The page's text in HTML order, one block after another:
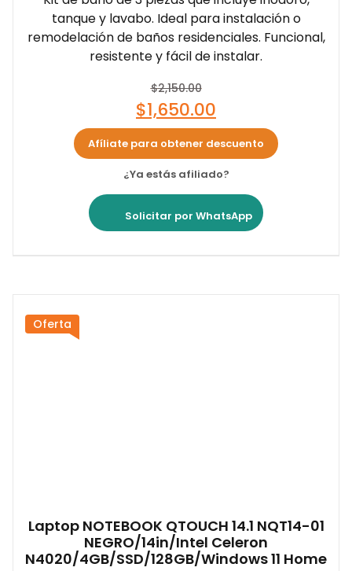
tanque y lavabo. Ideal para instalación o
remodelación de baños residenciales. Funcional,
resistente y fácil de instalar.
$2,150.00
$1,650.00
Afíliate para obtener descuento
¿Ya estás afiliado?
Solicitar por WhatsApp
Oferta
Laptop NOTEBOOK QTOUCH 14.1 NQT14-01
NEGRO/14in/Intel Celeron
N4020/4GB/SSD/128GB/Windows 11 Home